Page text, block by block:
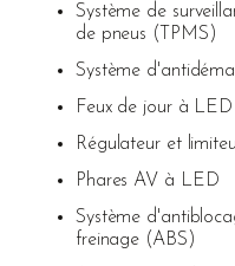
Système de
de pneus (TPMS)
Système
Feux de jour à LED
Régulateur et
Phares AV à LED
Système
freinage (ABS)